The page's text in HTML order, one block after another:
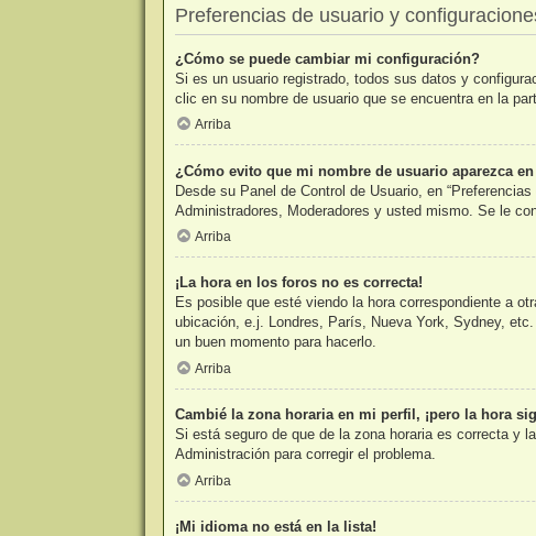
Preferencias de usuario y
¿Cómo se puede cambiar mi configuración?
Si es un usuario registrado, todos sus datos y
clic en su nombre de usuario que se encuentra en la
Arriba
¿Cómo evito que mi nombre de usuario aparezca
Desde su Panel de Control de Usuario, en
Administradores, Moderadores y usted mismo. Se le
Arriba
¡La hora en los foros no es correcta!
Es posible que esté viendo la hora correspondiente a
ubicación, e.j. Londres, París, Nueva York, Sydney,
un buen momento para hacerlo.
Arriba
Cambié la zona horaria en mi perfil, ¡pero la hora
Si está seguro de que de la zona horaria es correcta y
Administración para corregir el problema.
Arriba
¡Mi idioma no está en la lista!